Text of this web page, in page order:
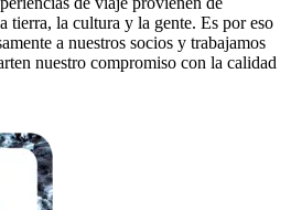
tierra, la cultura y la gente. Es por eso
a nuestros socios y trabajamos
nuestro compromiso con la calidad